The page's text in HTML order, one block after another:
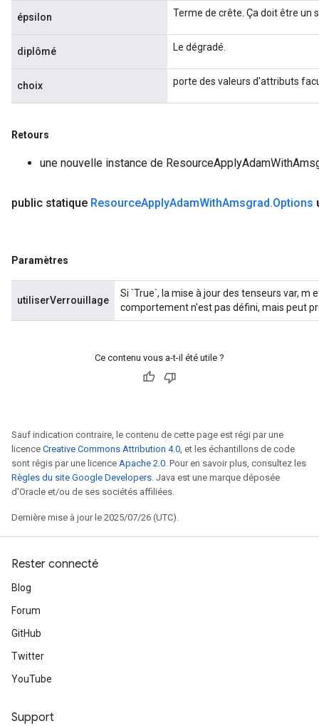
épsilon Terme de crête. Ça doit être un
diplômé Le dégradé.
choix porte des valeurs d'attributs
Retours
une nouvelle instance de
public statique ResourceApplyAdamWithAmsgrad.Options
Paramètres
utiliserVerrouillage
Si `True`, la mise à jour des tenseurs var, m
comportement n'est pas défini, mais peut
Ce contenu vous a-t-il été utile ?
Sauf indication contraire, le contenu de cette page est régi par une
licence Creative Commons Attribution 4.0, et les échantillons de code
sont régis par une licence Apache 2.0. Pour en savoir plus, consultez les
Règles du site Google Developers. Java est une marque déposée
d'Oracle et/ou de ses sociétés affiliées.
Dernière mise à jour le 2025/07/26 (UTC).
Rester connecté
Blog
Forum
GitHub
Twitter
YouTube
Support